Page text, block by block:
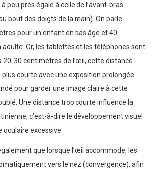
peu près égale à celle de l’avant-bras
bout des doigts de la main). On parle
pour un enfant en bas âge et 40
Or, les tablettes et les téléphones sont
20-30 centimètres de l’œil, cette distance
courte avec une exposition prolongée.
pour garder une image claire à cette
Une distance trop courte influence la
c’est-à-dire le développement visuel
oculaire excessive.
que lorsque l’œil accommode, les
vers le nez (convergence), afin